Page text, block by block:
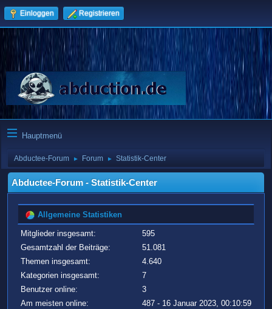
Einloggen Registrieren
Hauptmenü
Abductee-Forum ► Forum ► Statistik-Center
Abductee-Forum - Statistik-Center
Allgemeine Statistiken
Mitglieder insgesamt:
595
Gesamtzahl der Beiträge:
51.081
Themen insgesamt:
4.640
Kategorien insgesamt:
7
Benutzer online:
3
Am meisten online:
487 - 16 Januar 2023, 00:10:59